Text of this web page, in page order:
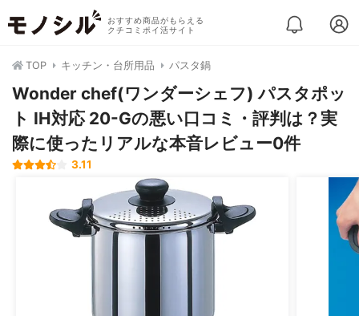
おすすめ商品がもらえる
クチコミポイ活サイト
TOP キッチン・台所用品 パスタ鍋
Wonder chef(ワンダーシェフ) パスタポッ
ト IH対応 20-Gの悪い口コミ・評判は？実
際に使ったリアルな本音レビュー0件
3.11